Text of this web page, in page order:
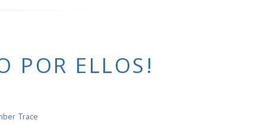
POR ELLOS!
Trace